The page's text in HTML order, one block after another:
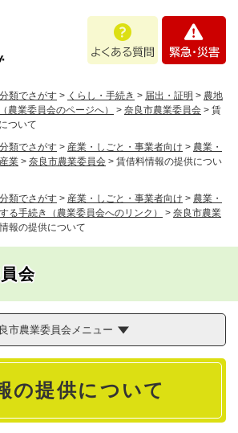
あ
問
・
分類でさがす > くらし・手続き > 届出・証明 > 農地
農業委員会のページへ）
> 奈良市農業委員会 > 賃
ついて
分類でさがす > 産業・しごと・事業者向け > 農業・
業 > 奈良市農業委員会 > 賃借料情報の提供につい
分類でさがす > 産業・しごと・事業者向け > 農業・
る手続き（農業委員会へのリンク） > 奈良市農業
報の提供について
会
市農業委員会メニュー
の提供について